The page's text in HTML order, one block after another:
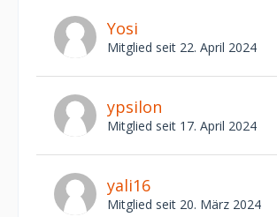
Yosi
Mitglied seit 22. April 2024
ypsilon
Mitglied seit 17. April 2024
yali16
Mitglied seit 20. März 2024